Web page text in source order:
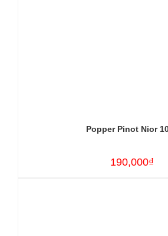
Popper Pinot Nior
190,000₫